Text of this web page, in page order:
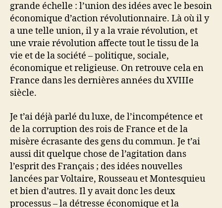
grande échelle : l’union des idées avec le besoin
économique d’action révolutionnaire. Là où il y
a une telle union, il y a la vraie révolution, et
une vraie révolution affecte tout le tissu de la
vie et de la société – politique, sociale,
économique et religieuse. On retrouve cela en
France dans les dernières années du XVIIIe
siècle.
Je t’ai déjà parlé du luxe, de l’incompétence et
de la corruption des rois de France et de la
misère écrasante des gens du commun. Je t’ai
aussi dit quelque chose de l’agitation dans
l’esprit des Français ; des idées nouvelles
lancées par Voltaire, Rousseau et Montesquieu
et bien d’autres. Il y avait donc les deux
processus – la détresse économique et la